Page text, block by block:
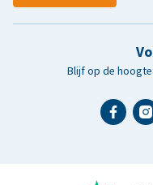
Blijf op de